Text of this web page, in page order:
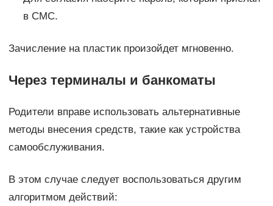
в СМС.
Зачисление на пластик произойдет мгновенно.
Через терминалы и банкоматы
Родители вправе использовать альтернативные
методы внесения средств, такие как устройства
самообслуживания.
В этом случае следует воспользоваться другим
алгоритмом действий: